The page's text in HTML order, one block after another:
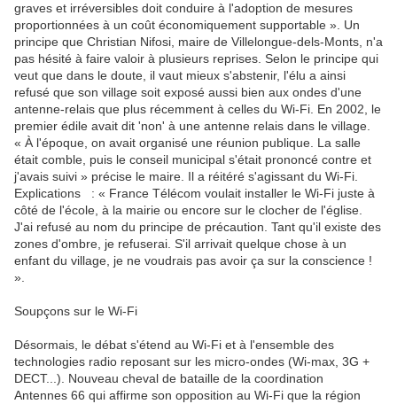
graves et irréversibles doit conduire à l'adoption de mesures
proportionnées à un coût économiquement supportable ». Un
principe que Christian Nifosi, maire de Villelongue-dels-Monts, n'a
pas hésité à faire valoir à plusieurs reprises. Selon le principe qui
veut que dans le doute, il vaut mieux s'abstenir, l'élu a ainsi
refusé que son village soit exposé aussi bien aux ondes d'une
antenne-relais que plus récemment à celles du Wi-Fi. En 2002, le
premier édile avait dit 'non' à une antenne relais dans le village.
« À l'époque, on avait organisé une réunion publique. La salle
était comble, puis le conseil municipal s'était prononcé contre et
j'avais suivi » précise le maire. Il a réitéré s'agissant du Wi-Fi.
Explications : « France Télécom voulait installer le Wi-Fi juste à
côté de l'école, à la mairie ou encore sur le clocher de l'église.
J'ai refusé au nom du principe de précaution. Tant qu'il existe des
zones d'ombre, je refuserai. S'il arrivait quelque chose à un
enfant du village, je ne voudrais pas avoir ça sur la conscience !
».
Soupçons sur le Wi-Fi
Désormais, le débat s'étend au Wi-Fi et à l'ensemble des
technologies radio reposant sur les micro-ondes (Wi-max, 3G +
DECT...). Nouveau cheval de bataille de la coordination
Antennes 66 qui affirme son opposition au Wi-Fi que la région